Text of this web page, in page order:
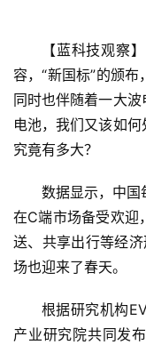
【蓝科技观察
容，“新国标”的颁
同时也伴随着一大
电池，我们又该如
究竟有多大？
数据显示，中国
在C端市场备受欢迎
送、共享出行等经
场也迎来了春天。
根据研究机构
产业研究院共同发